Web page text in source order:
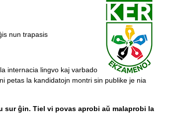
nun trapasis
internacia lingvo kaj varbado
petas la kandidatojn montri sin publike je nia
ĝin. Tiel vi povas aprobi aŭ malaprobi la